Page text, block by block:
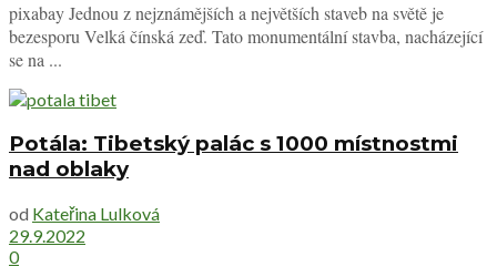
pixabay Jednou z nejznámějších a největších staveb na světě je
bezesporu Velká čínská zeď. Tato monumentální stavba, nacházející
se na ...
Potála: Tibetský palác s 1000 místnostmi
nad oblaky
od Kateřina Lulková
29.9.2022
0